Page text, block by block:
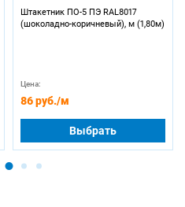
Штакетник ПО-5 ПЭ RAL8017
(шоколадно-коричневый), м (1,80м)
Цена:
86 руб./м
Выбрать